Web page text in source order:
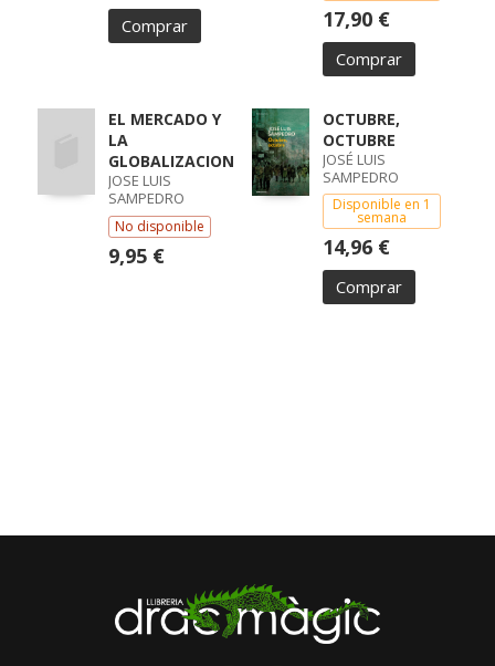
Comprar 17,90 €
Comprar
EL MERCADO Y
LA
GLOBALIZACION
JOSE LUIS
SAMPEDRO
No disponible
9,95 €
OCTUBRE,
OCTUBRE
JOSÉ LUIS
SAMPEDRO
Disponible en 1
semana
14,96 €
Comprar